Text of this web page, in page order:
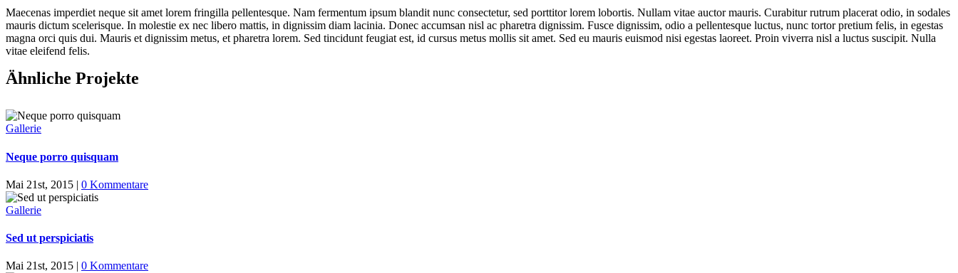
Maecenas imperdiet neque sit amet lorem fringilla pellentesque. Nam fermentum ipsum blandit nunc consectetur, sed porttitor lorem lobortis. Nullam vitae auctor mauris. Curabitur rutrum placerat odio, in sodales
mauris dictum scelerisque. In molestie ex nec libero mattis, in dignissim diam lacinia. Donec accumsan nisl ac pharetra dignissim. Fusce dignissim, odio a pellentesque luctus, nunc tortor pretium felis, in egestas
magna orci quis dui. Mauris et dignissim metus, et pharetra lorem. Sed tincidunt feugiat est, id cursus metus mollis sit amet. Sed eu mauris euismod nisi egestas laoreet. Proin viverra nisl a luctus suscipit. Nulla
vitae eleifend felis.
Ähnliche Projekte
Gallerie
Neque porro quisquam
Mai 21st, 2015 | 0 Kommentare
Gallerie
Sed ut perspiciatis
Mai 21st, 2015 | 0 Kommentare